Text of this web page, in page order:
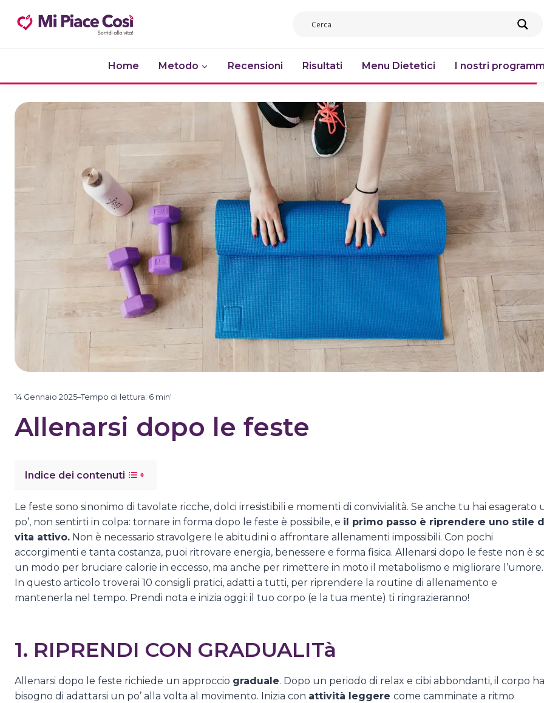
Home Metodo Recensioni Risultati Menu Dietetici I nostri
14 Gennaio 2025–Tempo di lettura: 6 min'
Allenarsi dopo le feste
Indice dei contenuti
Le feste sono sinonimo di tavolate ricche, dolci irresistibili e momenti di convivialità. Se anche tu hai esagerato
po’, non sentirti in colpa: tornare in forma dopo le feste è possibile, e il primo passo è riprendere uno stile
vita attivo. Non è necessario stravolgere le abitudini o affrontare allenamenti impossibili. Con pochi
accorgimenti e tanta costanza, puoi ritrovare energia, benessere e forma fisica. Allenarsi dopo le feste non è
un modo per bruciare calorie in eccesso, ma anche per rimettere in moto il metabolismo e migliorare l’umore.
In questo articolo troverai 10 consigli pratici, adatti a tutti, per riprendere la routine di allenamento e
mantenerla nel tempo. Prendi nota e inizia oggi: il tuo corpo (e la tua mente) ti ringrazieranno!
1. RIPRENDI CON GRADUALITà
Allenarsi dopo le feste richiede un approccio graduale. Dopo un periodo di relax e cibi abbondanti, il corpo ha
bisogno di adattarsi un po’ alla volta al movimento. Inizia con attività leggere come camminate a ritmo